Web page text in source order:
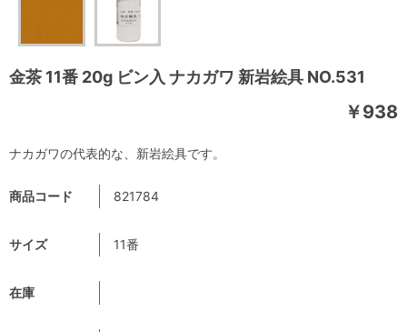
金茶 11番 20g ビン入 ナカガワ 新岩絵具 NO.531
￥938
商品コード 821784
サイズ 11番
在庫
ナカガワの代表的な、新岩絵具です。